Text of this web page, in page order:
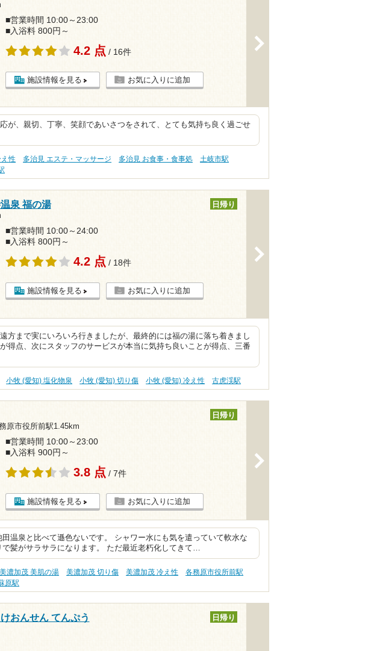
■営業時間 10:00～23:00
■入浴料 800円～
4.2 点 / 16件
施設情報を見る お気に入りに追加
が、親切、丁寧、笑顔であいさつをされて、とても気持ち良く過ごせ
え性 多治見 エステ・マッサージ 多治見 お食事・食事処
土岐市駅
泉 福の湯 日帰り
■営業時間 10:00～24:00
■入浴料 800円～
4.2 点 / 18件
施設情報を見る お気に入りに追加
方まで実にいろいろ行きましたが、最終的には福の湯に落ち着きまし
得点、次にスタッフのサービスが本当に気持ち良いことが得点、三番
小牧 (愛知) 塩化物泉 小牧 (愛知) 切り傷 小牧 (愛知) 冷え性 古虎渓駅
原市役所前駅1.45km
日帰り
■営業時間 10:00～23:00
■入浴料 900円～
3.8 点 / 7件
施設情報を見る お気に入りに追加
温泉と比べて遜色ないです。 シャワー水にも気を遣っていて軟水な
で髪がサラサラになります。 ただ最近老朽化してきて…
美濃加茂 美肌の湯 美濃加茂 切り傷 美濃加茂 冷え性
各務原市役所前駅
原駅
おんせん てんぷう
日帰り